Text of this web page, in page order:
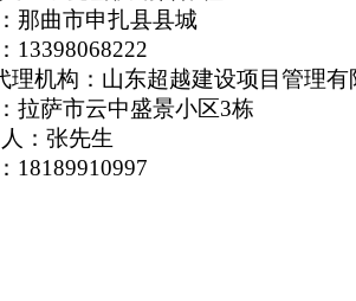
那曲市申扎县县城
13398068222
理机构：山东超越建设项目管理有
拉萨市云中盛景小区3栋
：张先生
18189910997